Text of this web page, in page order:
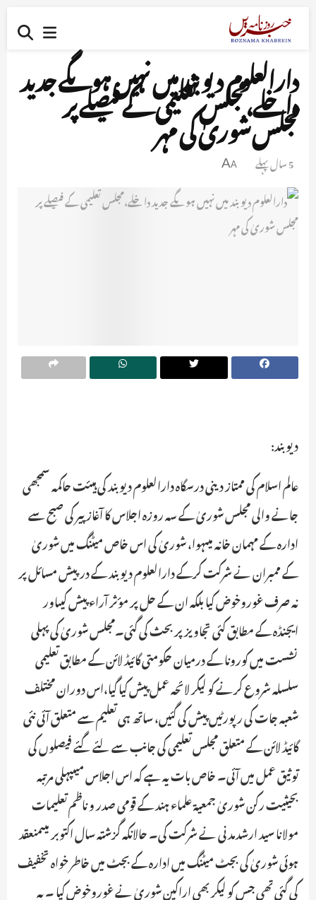
دارالعلوم دیوبند میں نہیں ہوںگے جدید
داخلے،مجلس تعلیمی کے فیصلے پر
مجلس شوریٰ کی مہر
5 سال پہلے A
A
دیوبند:
عالم اسلام کی ممتاز دینی درسگاہ دارالعلوم دیوبند کی ہیئت حاکمہ سمجھی
جانے والی مجلس شوریٰ کے سہ روزہ اجلاس کا آغاز پیر کی صبح سے
ادارہ کے مہمان خانہ میںہوا، شوریٰ کی اس خاص میٹنگ میں شوریٰ
کے ممبران نے شرکت کرکے دارالعلوم دیوبند کے درپیش مسائل پر
نہ صرف غوروخوض کیا بلکہ ان کے حل پر مؤثر آراء پیش کیںاور
ایجنڈہ کے مطابق کئی تجاویزپر بحث کی گئی۔مجلس شوریٰ کی پہلی
نشست میں کورونا کے درمیان حکومتی گائیڈ لائن کے مطابق تعلیمی
سلسلہ شروع کرنے کو لیکر لائحہ عمل پیش کیا گیا،اس دوران مختلف
شعبہ جات کی رپورٹیں پیش کی گئیں، ساتھ ہی تعلیم سے متعلق آئی نئی
گائیڈ لائن کے متعلق مجلس تعلیمی کی جانب سے لئے گئے فیصلوں کی
توثیق عمل میں آئی۔ خاص بات یہ ہے کہ اس اجلاس میںپہلی مرتبہ
بحیثیت رکن شوریٰ جمعیۃ علماء ہند کے قومی صدر و ناظم تعلیمات
مولانا سید ارشدمدنی نے شرکت کی۔ حالانکہ گزشتہ سال اکتوبر میںمنعقد
ہوئی شوریٰ کی بجٹ میٹنگ میں ادارہ کے بجٹ میں خاطر خواہ تخفیف
کی گئی تھی جس کو لیکر بھی اراکین شوریٰ نے غوروخوض کیا ۔ یہ